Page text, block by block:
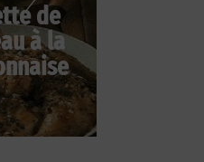
de
à la